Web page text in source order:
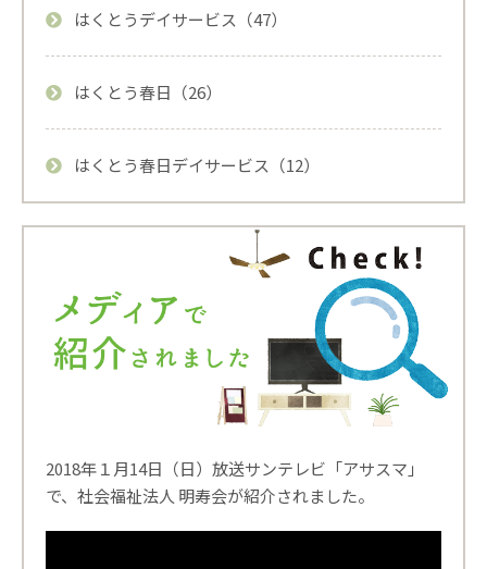
はくとうデイサービス（47）
はくとう春日（26）
はくとう春日デイサービス（12）
2018年１月14日（日）放送サンテレビ「アサスマ」
で、社会福祉法人 明寿会が紹介されました。